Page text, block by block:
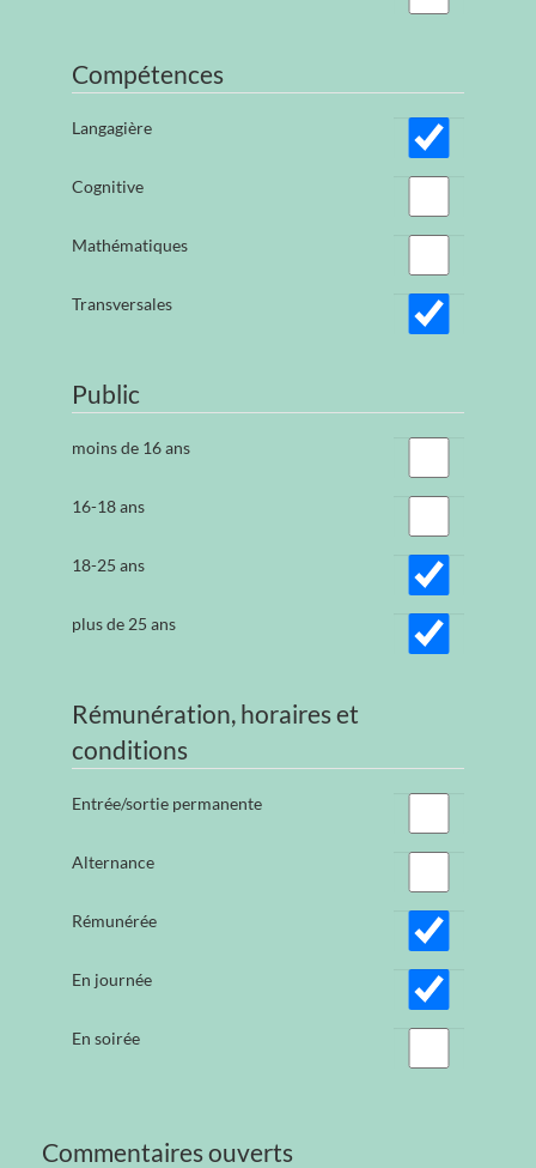
Compétences
Langagière
Cognitive
Mathématiques
Transversales
Public
moins de 16 ans
16-18 ans
18-25 ans
plus de 25 ans
Rémunération, horaires et
conditions
Entrée/sortie permanente
Alternance
Rémunérée
En journée
En soirée
Commentaires ouverts